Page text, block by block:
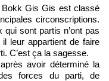
Gis Gis est classé
circonscriptions.
sont partis n’ont pas
leur appartient de faire
C’est ça la sagesse.
avoir déterminé la
forces du parti, de